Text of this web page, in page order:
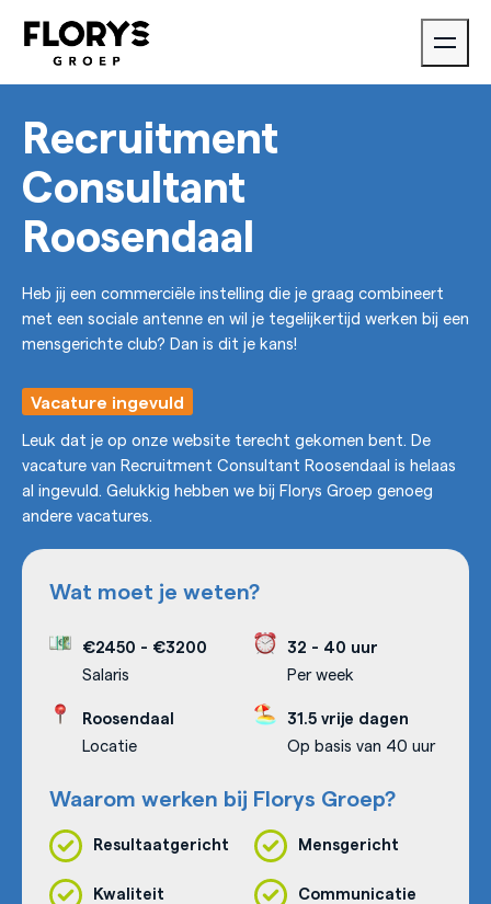
Recruitment
Consultant
Roosendaal
Heb jij een commerciële instelling die je graag combineert
met een sociale antenne en wil je tegelijkertijd werken bij een
mensgerichte club? Dan is dit je kans!
Vacature ingevuld
Leuk dat je op onze website terecht gekomen bent. De
vacature van Recruitment Consultant Roosendaal is helaas
al ingevuld. Gelukkig hebben we bij Florys Groep genoeg
andere vacatures.
Wat moet je weten?
€2450 - €3200
Salaris
32 - 40 uur
Per week
Roosendaal
Locatie
31.5 vrije dagen
Op basis van 40 uur
Waarom werken bij Florys Groep?
Resultaatgericht Mensgericht
Kwaliteit Communicatie